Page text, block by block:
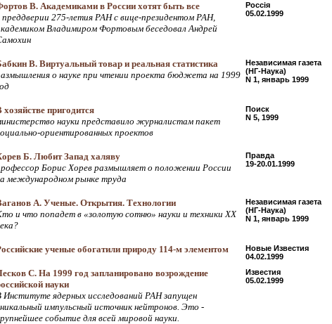
В. Академиками в России хотят быть все
преддверии 275-летия РАН с вице-президентом РАН,
Владимиром Фортовым беседовал Андрей
Россiя
05.02.1999
В. Виртуальный товар и реальная статистика
о науке при чтении проекта бюджета на 1999
Независимая газета
(НГ-Наука)
N 1, январь 1999
хозяйстве пригодится
науки представило журналистам пакет
ориентированных проектов
Поиск
N 5, 1999
Б. Любит Запад халяву
Борис Хорев размышляет о положении России
международном рынке труда
Правда
19-20.01.1999
А. Ученые. Открытия. Технологии
и что попадет в «золотую сотню» науки и техники ХХ
Независимая газета
(НГ-Наука)
N 1, январь 1999
ученые обогатили природу 114-м элементом
Новые Известия
04.02.1999
С. На 1999 год запланировано возрождение
науки
Институте ядерных исследований РАН запущен
импульсный источник нейтронов. Это -
событие для всей мировой науки.
Известия
05.02.1999